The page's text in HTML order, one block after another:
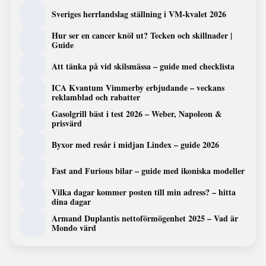
Sveriges herrlandslag ställning i VM-kvalet 2026
Hur ser en cancer knöl ut? Tecken och skillnader |
Guide
Att tänka på vid skilsmässa – guide med checklista
ICA Kvantum Vimmerby erbjudande – veckans
reklamblad och rabatter
Gasolgrill bäst i test 2026 – Weber, Napoleon &
prisvärd
Byxor med resår i midjan Lindex – guide 2026
Fast and Furious bilar – guide med ikoniska modeller
Vilka dagar kommer posten till min adress? – hitta
dina dagar
Armand Duplantis nettoförmögenhet 2025 – Vad är
Mondo värd